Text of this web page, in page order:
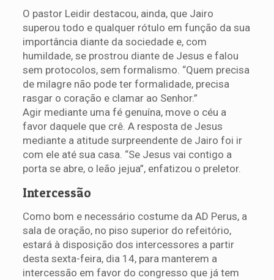
O pastor Leidir destacou, ainda, que Jairo
superou todo e qualquer rótulo em função da sua
importância diante da sociedade e, com
humildade, se prostrou diante de Jesus e falou
sem protocolos, sem formalismo. “Quem precisa
de milagre não pode ter formalidade, precisa
rasgar o coração e clamar ao Senhor.”
Agir mediante uma fé genuína, move o céu a
favor daquele que crê. A resposta de Jesus
mediante a atitude surpreendente de Jairo foi ir
com ele até sua casa. “Se Jesus vai contigo a
porta se abre, o leão jejua”, enfatizou o preletor.
Intercessão
Como bom e necessário costume da AD Perus, a
sala de oração, no piso superior do refeitório,
estará à disposição dos intercessores a partir
desta sexta-feira, dia 14, para manterem a
intercessão em favor do congresso que já tem